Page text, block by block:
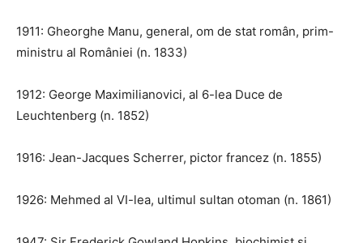
1911: Gheorghe Manu, general, om de stat român, prim-
ministru al României (n. 1833)
1912: George Maximilianovici, al 6-lea Duce de
Leuchtenberg (n. 1852)
1916: Jean-Jacques Scherrer, pictor francez (n. 1855)
1926: Mehmed al VI-lea, ultimul sultan otoman (n. 1861)